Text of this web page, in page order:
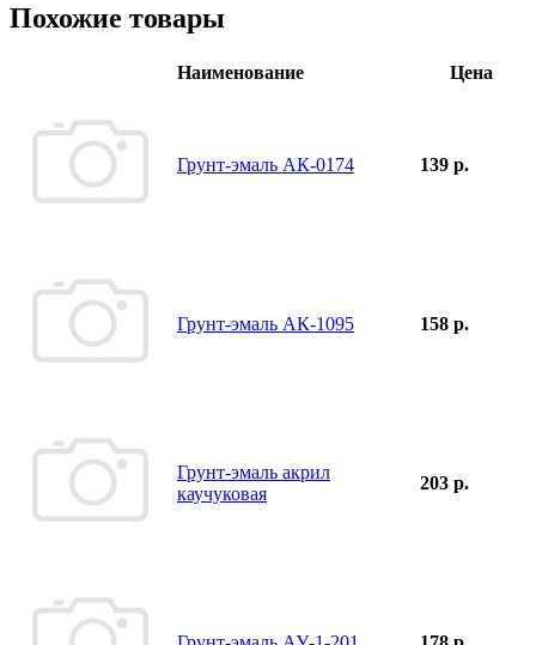
Похожие товары
Наименование Цена
Грунт-эмаль АК-0174 139 р.
Грунт-эмаль АК-1095 158 р.
Грунт-эмаль акрил
каучуковая
203 р.